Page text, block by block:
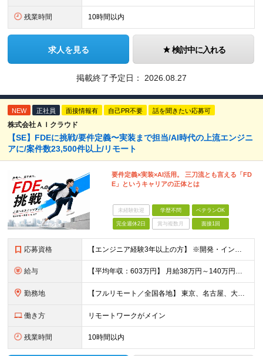
残業時間 10時間以内
求人を見る 検討中に入れる
掲載終了予定日： 2026.08.27
NEW 正社員 面接情報有 自己PR不要 話を聞きたい応募可
株式会社ＡＩクラウド
【SE】FDEに挑戦/要件定義〜実装まで担当/AI時代の上流エンジニ
アに/案件数23,500件以上/リモート
要件定義×実装×AI活用。 三刀流とも言える「FD
E」というキャリアの正体とは
未経験歓迎 学歴不問 ベテランOK
完全週休2日 賞与複数月 面接1回
応募資格 【エンジニア経験3年以上の方】 ※開発・インフラ・工程・言語一切不問 ※文理・学歴不問 【歓迎条件】 ◆Python実務経験がある方 ◆LLM・生成AIを使った開発経験がある方 ◆要件定義・顧客折衝
給与 【平均年収：603万円】 月給38万円～140万円＋諸手当（経験者） 【平均年収603万円】 ※案件の契約内容や昇給額などはすべて開示します。 ※経験や能力を考慮し決定します。 ※月給には固定残業
勤務地 【フルリモート／全国各地】 東京、名古屋、大阪、福岡を中心とした全国のプロジェクトにアサイン。 ※プロジェクトは完全選択制です。 ※フルリモート、ハイブリッド型、常駐案件から自由に選択可能です。 ※転
働き方 リモートワークがメイン
残業時間 10時間以内